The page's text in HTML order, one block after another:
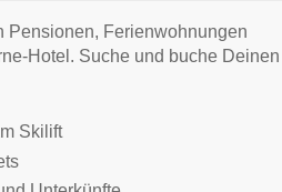
Pensionen, Ferienwohnungen
Hotel. Suche und buche Deinen
Skilift